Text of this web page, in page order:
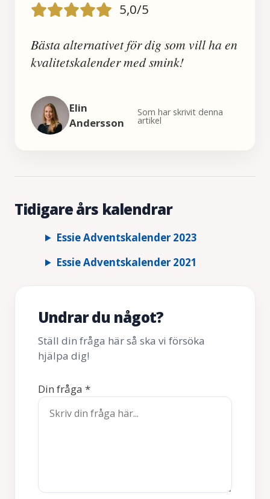
5,0/5
Bästa alternativet för dig som vill ha en
kvalitetskalender med smink!
Elin
Andersson
Som har skrivit denna
artikel
Tidigare års kalendrar
Essie Adventskalender 2023
Essie Adventskalender 2021
Undrar du något?
Ställ din fråga här så ska vi försöka
hjälpa dig!
Din fråga *